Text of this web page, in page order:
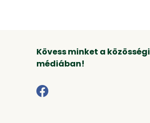
Kövess minket a közösségi
médiában!